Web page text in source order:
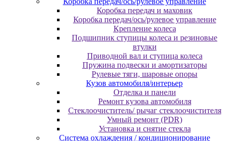
Коробка передач и маховик
Коробка передач/ось/рулевое управление
Крепление колеса
Подшипник ступицы колеса и резиновые
втулки
Приводной вал и ступица колеса
Пружина подвески и амортизаторы
Рулевые тяги, шаровые опоры
Кузов автомобиля/интерьер
Отделка и панели
Ремонт кузова автомобиля
Стеклоочиститель/ рычаг стеклоочистителя
Умный ремонт (PDR)
Установка и снятие стекла
Система охлаждения / кондиционирование